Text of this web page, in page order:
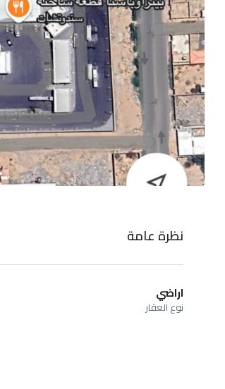
نظرة عامة
اراضي
نوع العقار